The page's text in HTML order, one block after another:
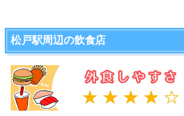
松戸駅周辺の飲食店